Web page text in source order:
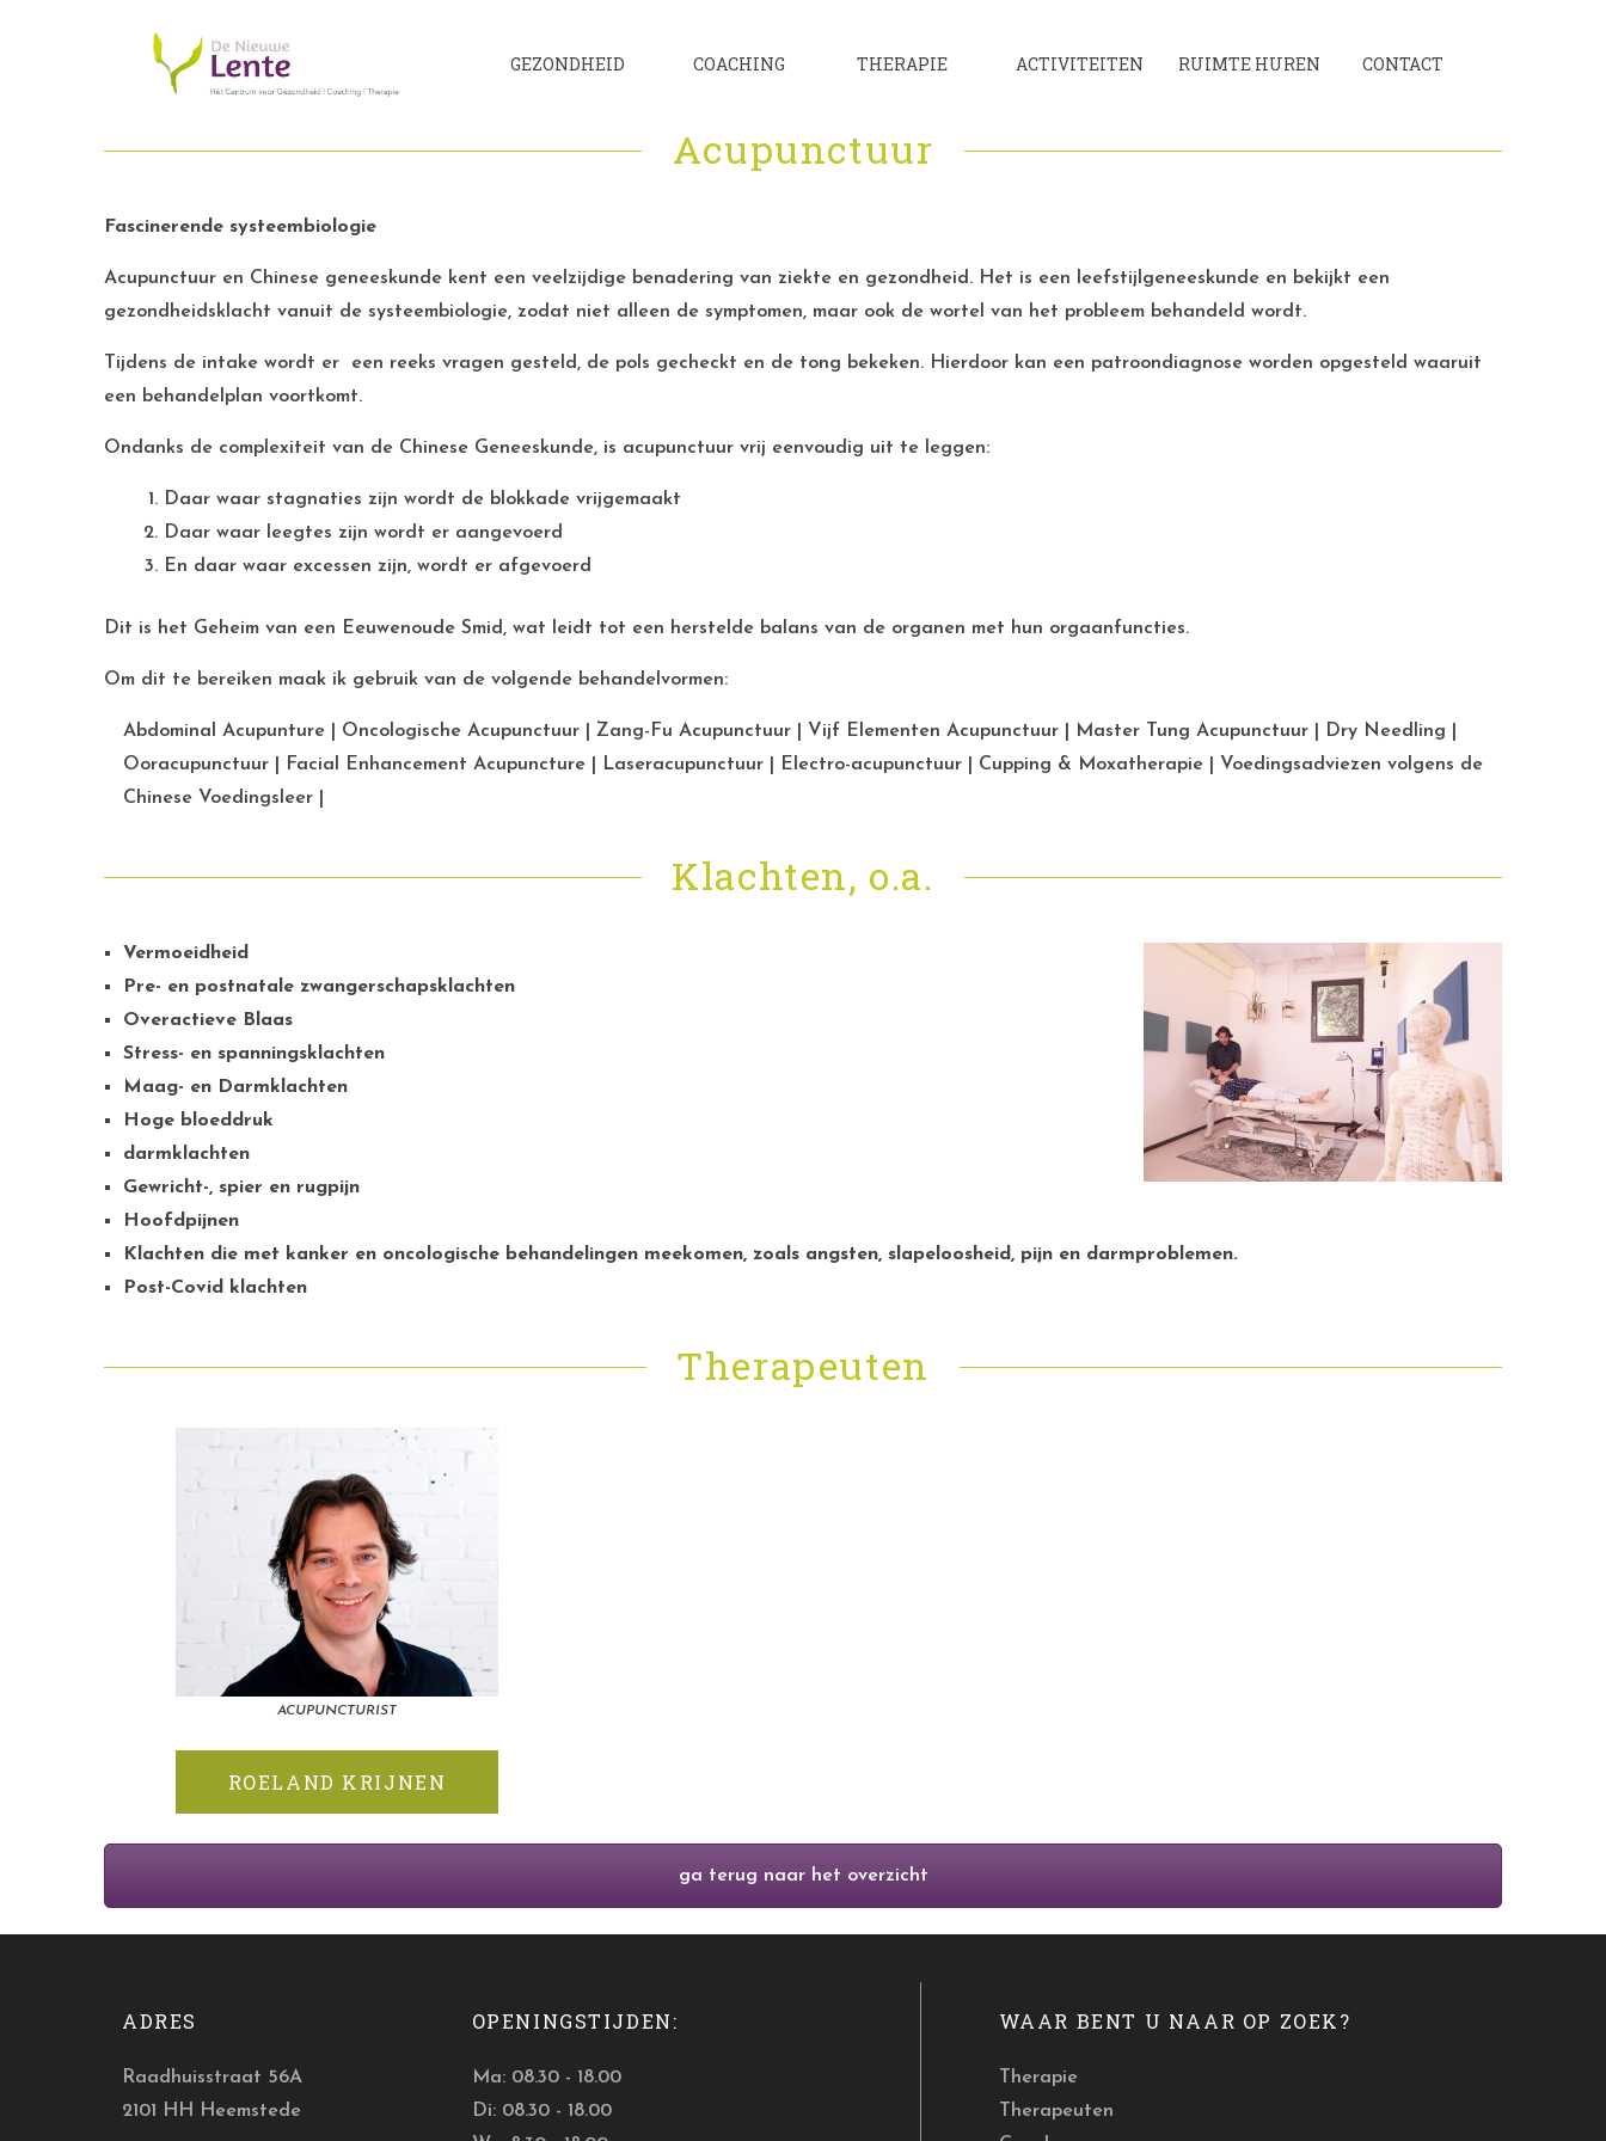
GEZONDHEID COACHING THERAPIE ACTIVITEITEN RUIMTE HUREN CONTACT
Acupunctuur
Fascinerende systeembiologie
Acupunctuur en Chinese geneeskunde kent een veelzijdige benadering van ziekte en gezondheid. Het is een leefstijlgeneeskunde en bekijkt een
gezondheidsklacht vanuit de systeembiologie, zodat niet alleen de symptomen, maar ook de wortel van het probleem behandeld wordt.
Tijdens de intake wordt er een reeks vragen gesteld, de pols gecheckt en de tong bekeken. Hierdoor kan een patroondiagnose worden opgesteld waaruit
een behandelplan voortkomt.
Ondanks de complexiteit van de Chinese Geneeskunde, is acupunctuur vrij eenvoudig uit te leggen:
Daar waar stagnaties zijn wordt de blokkade vrijgemaakt
Daar waar leegtes zijn wordt er aangevoerd
En daar waar excessen zijn, wordt er afgevoerd
Dit is het Geheim van een Eeuwenoude Smid, wat leidt tot een herstelde balans van de organen met hun orgaanfuncties.
Om dit te bereiken maak ik gebruik van de volgende behandelvormen:
Abdominal Acupunture | Oncologische Acupunctuur | Zang-Fu Acupunctuur | Vijf Elementen Acupunctuur | Master Tung Acupunctuur | Dry Needling |
Ooracupunctuur | Facial Enhancement Acupuncture | Laseracupunctuur | Electro-acupunctuur | Cupping & Moxatherapie | Voedingsadviezen volgens de
Chinese Voedingsleer |
Klachten, o.a.
Vermoeidheid
Pre- en postnatale zwangerschapsklachten
Overactieve Blaas
Stress- en spanningsklachten
Maag- en Darmklachten
Hoge bloeddruk
darmklachten
Gewricht-, spier en rugpijn
Hoofdpijnen
Klachten die met kanker en oncologische behandelingen meekomen, zoals angsten, slapeloosheid, pijn en darmproblemen.
Post-Covid klachten
Therapeuten
ACUPUNCTURIST
ROELAND KRIJNEN
ga terug naar het overzicht
ADRES
Raadhuisstraat 56A
2101 HH Heemstede
OPENINGSTIJDEN:
Ma: 08.30 - 18.00
Di: 08.30 - 18.00
WAAR BENT U NAAR OP ZOEK?
Therapie
Therapeuten